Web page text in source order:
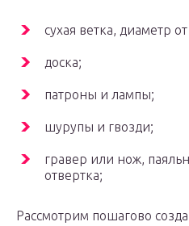
сухая ветка, диаметр
доска;
патроны и лампы;
шурупы и гвозди;
гравер или нож,
отвертка;
Рассмотрим пошагово